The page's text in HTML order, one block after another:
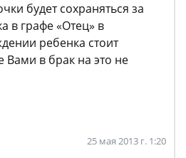
будет сохраняться за
в графе «Отец» в
ребенка стоит
Вами в брак на это не
25 мая 2013 г. 1:20